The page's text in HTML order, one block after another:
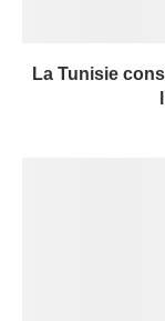
La Tunisie